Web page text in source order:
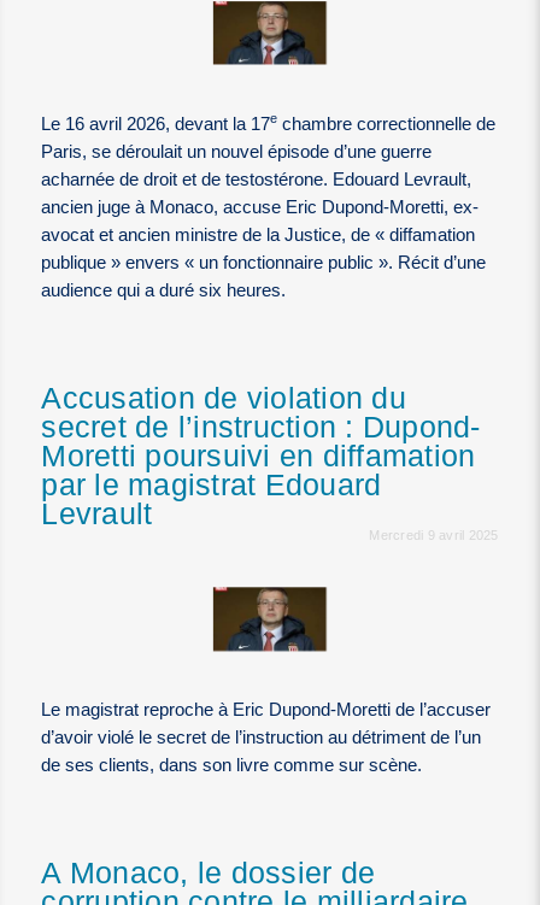
Le 16 avril 2026, devant la 17e chambre correctionnelle de
Paris, se déroulait un nouvel épisode d’une guerre
acharnée de droit et de testostérone. Edouard Levrault,
ancien juge à Monaco, accuse Eric Dupond-Moretti, ex-
avocat et ancien ministre de la Justice, de « diffamation
publique » envers « un fonctionnaire public ». Récit d’une
audience qui a duré six heures.
Accusation de violation du
secret de l’instruction : Dupond-
Moretti poursuivi en diffamation
par le magistrat Edouard
Levrault
Mercredi 9 avril 2025
Le magistrat reproche à Eric Dupond-Moretti de l’accuser
d’avoir violé le secret de l’instruction au détriment de l’un
de ses clients, dans son livre comme sur scène.
A Monaco, le dossier de